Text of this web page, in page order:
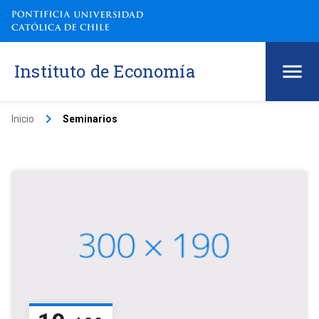
Instituto de Economía
Inicio keyboard_arrow_right Seminarios